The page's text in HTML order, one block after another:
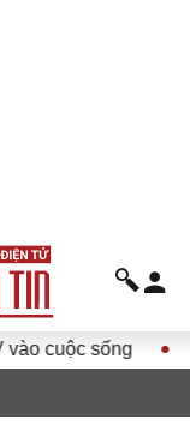
sống Hướng